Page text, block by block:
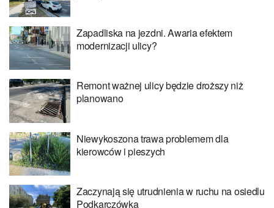
Zapadliska na jezdni. Awaria efektem
modernizacji ulicy?
Remont ważnej ulicy będzie droższy niż
planowano
Niewykoszona trawa problemem dla
kierowców i pieszych
Zaczynają się utrudnienia w ruchu na osiedlu
Podkarczówka